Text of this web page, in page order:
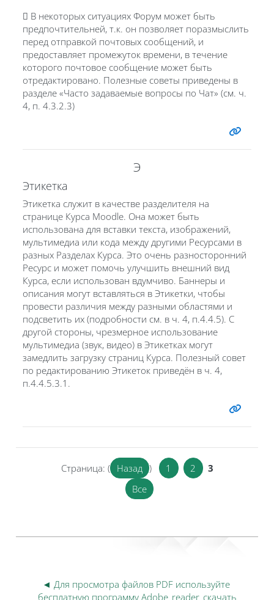
 В некоторых ситуациях Форум может быть
предпочтительней, т.к. он позволяет поразмыслить
перед отправкой почтовых сообщений, и
предоставляет промежуток времени, в течение
которого почтовое сообщение может быть
отредактировано. Полезные советы приведены в
разделе «Часто задаваемые вопросы по Чат» (см. ч.
4, п. 4.3.2.3)
Э
Этикетка
Этикетка служит в качестве разделителя на
странице Курса Moodle. Она может быть
использована для вставки текста, изображений,
мультимедиа или кода между другими Ресурсами в
разных Разделах Курса. Это очень разносторонний
Ресурс и может помочь улучшить внешний вид
Курса, если использован вдумчиво. Баннеры и
описания могут вставляться в Этикетки, чтобы
провести различия между разными областями и
подсветить их (подробности см. в ч. 4, п.4.4.5). С
другой стороны, чрезмерное использование
мультимедиа (звук, видео) в Этикетках могут
замедлить загрузку страниц Курса. Полезный совет
по редактированию Этикеток приведён в ч. 4,
п.4.4.5.3.1.
Страница: ( Назад ) 1 2
3
Все
◄ Для просмотра файлов PDF используйте
бесплатную программу Adobe_reader_скачать